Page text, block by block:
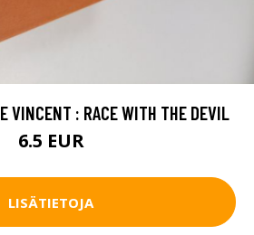
VINCENT : RACE WITH THE DEVIL
6.5 EUR
LISÄTIETOJA